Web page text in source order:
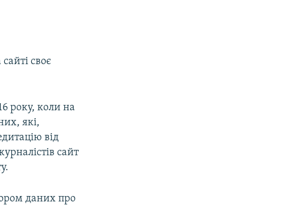
своє
року, коли на
які,
від
сайт
даних про